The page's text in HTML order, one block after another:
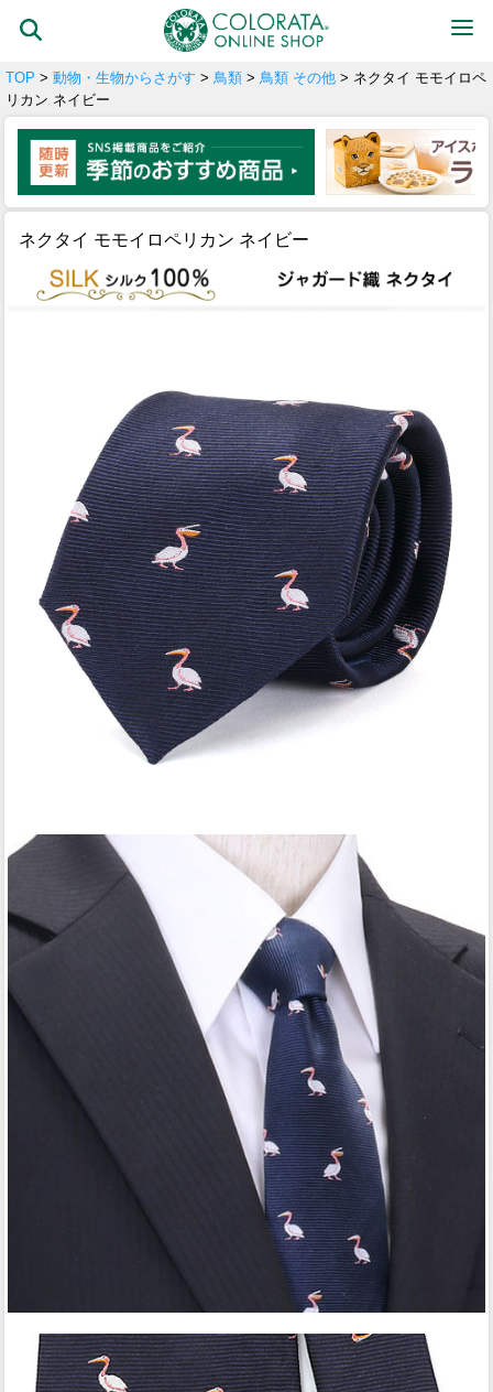
TOP > 動物・生物からさがす > 鳥類 > 鳥類 その他 > ネクタイ モモイロペ
リカン ネイビー
ネクタイ モモイロペリカン ネイビー